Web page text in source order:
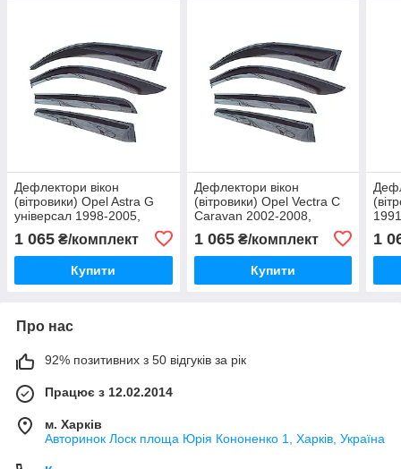
Дефлектори вікон
(вітровики) Opel Astra G
універсал 1998-2005,
Tuning"
1 065 ₴/комплект
Купити
Дефлектори вікон
(вітровики) Opel Vectra C
Caravan 2002-2008,
універсал, комплект 4 шт.,
"VL-Tuning"
1 065₴/комплект
Купити
1
Про нас
92% позитивних з 50 відгуків за рік
Працює з 12.02.2014
м. Харків
Авторинок Лоск площа Юрія Кононенко 1, Харків, Україна